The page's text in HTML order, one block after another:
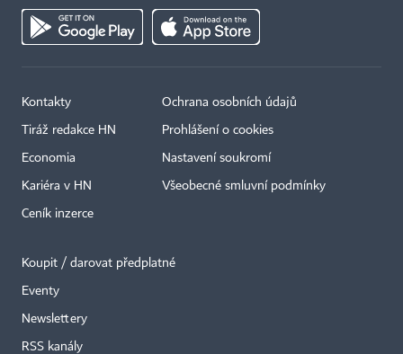
Kontakty
Tiráž redakce HN
Economia
Kariéra v HN
Ceník inzerce
Ochrana osobních údajů
Prohlášení o cookies
Nastavení soukromí
Všeobecné smluvní podmínky
Koupit / darovat předplatné
Eventy
Newslettery
RSS kanály